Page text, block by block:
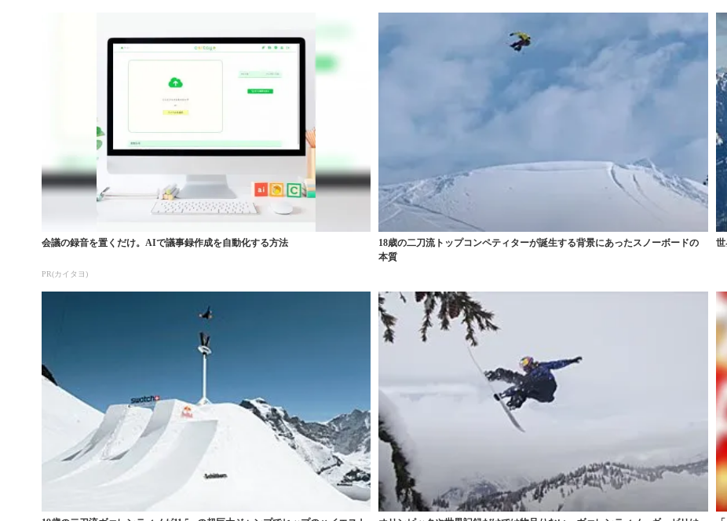
会議の録音を置くだけ。AIで議事録作成を自動化する方法
PR(カイタヨ)
18歳の二刀流トップコンペティターが誕生する背景にあったスノーボードの
本質